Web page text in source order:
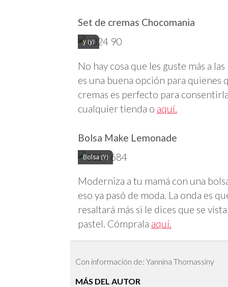
Set de cremas Chocomania
y (y)
No hay cosa que les guste más a
es una buena opción para quienes
cremas es perfecto para
cualquier tienda o aquí.
Bolsa Make Lemonade
Bolsa (Y)
Moderniza a tu mamá con una
eso ya pasó de moda. La onda es
resaltará más si le dices que se
pastel. Cómprala aquí.
Con información de: Yannina Thomassiny
MÁS DEL AUTOR